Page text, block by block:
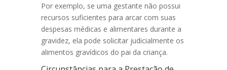
Por exemplo, se uma gestante não possui
recursos suficientes para arcar com suas
despesas médicas e alimentares durante a
gravidez, ela pode solicitar judicialmente os
alimentos gravídicos do pai da criança.